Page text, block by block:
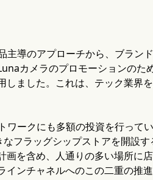
導のアプローチから、ブラン
カメラのプロモーションのた
ました。これは、テック業界
ークにも多額の投資を行って
フラッグシップストアを開設
を含め、人通りの多い場所に
ンチャネルへのこの二重の推